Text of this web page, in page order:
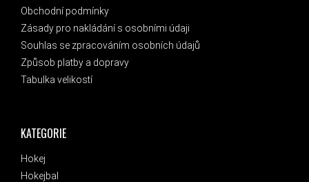
KATEGORIE
Hokej
Hokejbal
Obchodní podmínky
Zásady pro nakládání s osobními údaji
Souhlas se zpracováním osobních údajů
Způsob platby a dopravy
Tabulka velikostí